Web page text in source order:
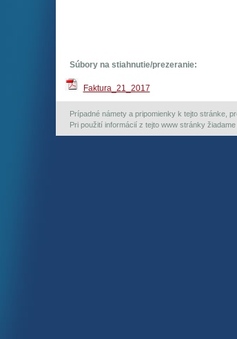
Súbory na stiahnutie/prezeranie:
Faktura_21_2017
Prípadné námety a pripomienky k tejto stránke,
Pri použití informácií z tejto www stránky